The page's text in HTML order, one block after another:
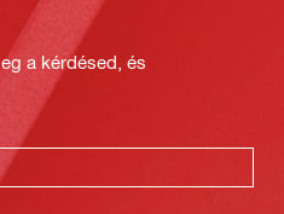
a kérdésed, és